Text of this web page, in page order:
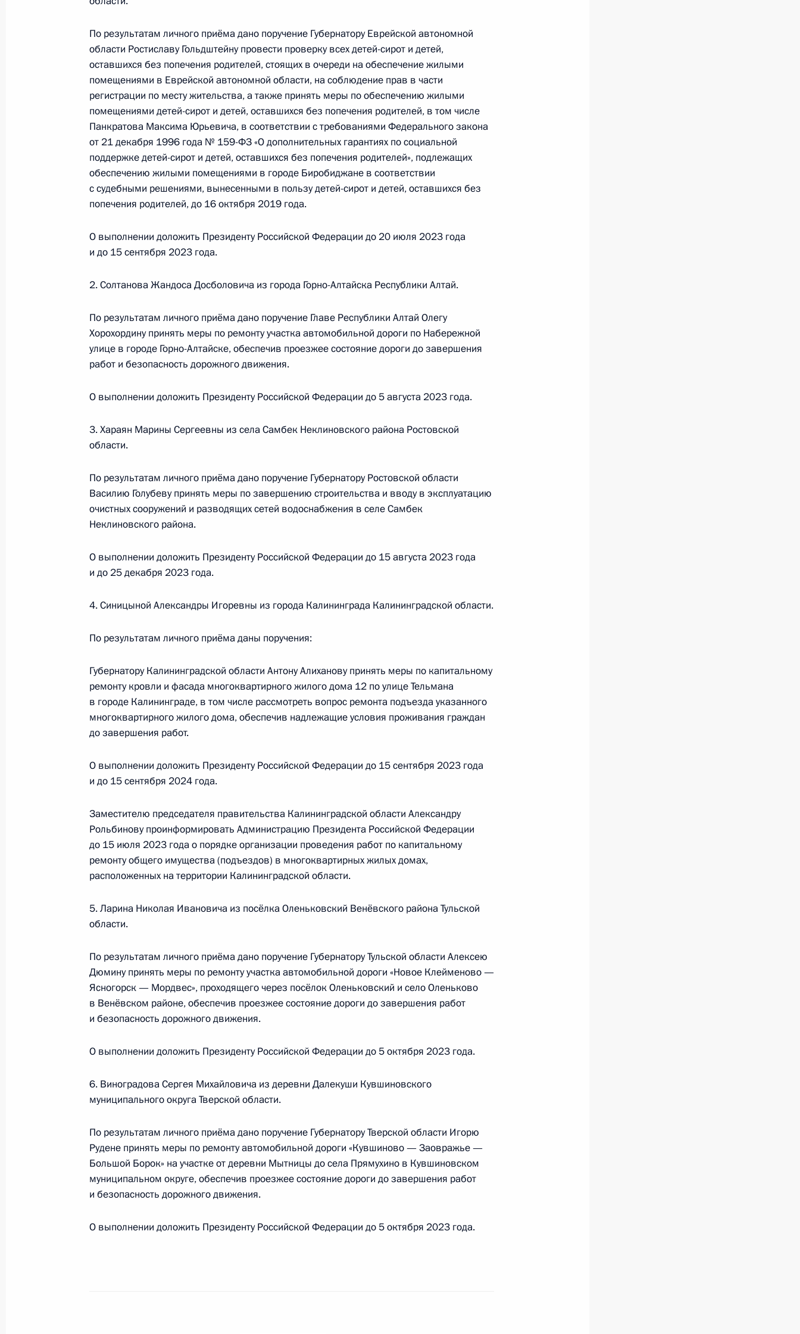
О ходе исполнения поручения, данного по итогам личного приёма в режиме видео-
конференц-связи жительницы Курской области, проведённого по поручению
Президента Российской Федерации начальником Управления Президента
Российской Федерации по общественным проектам Сергеем Новиковым
в Приёмной Президента Российской Федерации по приёму граждан в Москве
3 июня 2021 года
19 июня 2023 года, 18:39
конференц-связи жительницы Магаданской области, проведённого по поручению
Президента Российской Федерации советником Президента Российской Федерации
граждан в Москве 21 января 2022 года
19 июня 2023 года, 18:36
16 июня 2023 года, пятница
16 июня 2023 года по поручению Президента Российской Федерации
Федерального агентства по техническому регулированию и метрологии Марина
Калинникова провела в Приёмной Президента Российской Федерации по приёму
16 июня 2023 года, 17:15
Исполнены поручения, данные по результатам личного приёма, проведённого
инспекции труда в городе Москве Сергеем Губиным в Приёмной Президента
Российской Федерации по приёму граждан в Москве 18 мая 2023 года
16 июня 2023 года, 17:10
жительницы Свердловской области, проведённого по поручению Президента
Российской Федерации заместителем Руководителя Администрации Президента
Российской Федерации Дмитрием Козаком в Приёмной Президента Российской
Федерации по приёму граждан в Москве 10 декабря 2020 года
16 июня 2023 года, 17:06
видео-конференц-связи жителя Республики Бурятия, проведённого по поручению
Президента Российской Федерации начальником Управления Президента
Российской Федерации по обеспечению деятельности Государственного совета
Российской Федерации Александром Харичевым в Приёмной Президента
Российской Федерации по приёму граждан в Москве 25 марта 2020 года
Продолжен контроль исполнения поручения, данного по итогам личного приёма
в режиме видео-конференц-связи жителя города Севастополя, проведённого
по поручению Президента Российской Федерации советником Президента
Российской Федерации в Приёмной Президента Российской Федерации по приёму
граждан в Москве 26 февраля 2016 года
О ходе принятия мер по итогам личного приёма в режиме видео-конференц-связи
жительницы Свердловской области, проведённого по поручению Президента
Российской Федерации Дмитрием Козаком в Приёмной Президента Российской
Федерации по приёму граждан в Москве 10 декабря 2020 года
16 июня 2023 года, 17:00
О ходе исполнения поручения, данного по итогам личного приёма в режиме видео-
По результатам личного приёма дано поручение Губернатору Еврейской автономной
области Ростиславу Гольдштейну провести проверку всех детей-сирот и детей,
оставшихся без попечения родителей, стоящих в очереди на обеспечение жилыми
помещениями в Еврейской автономной области, на соблюдение прав в части
регистрации по месту жительства, а также принять меры по обеспечению жилыми
помещениями детей-сирот и детей, оставшихся без попечения родителей, в том числе
Панкратова Максима Юрьевича, в соответствии с требованиями Федерального закона
от 21 декабря 1996 года № 159-ФЗ «О дополнительных гарантиях по социальной
поддержке детей-сирот и детей, оставшихся без попечения родителей», подлежащих
обеспечению жилыми помещениями в городе Биробиджане в соответствии
с судебными решениями, вынесенными в пользу детей-сирот и детей, оставшихся без
попечения родителей, до 16 октября 2019 года.
О выполнении доложить Президенту Российской Федерации до 20 июля 2023 года
и до 15 сентября 2023 года.
2. Солтанова Жандоса Досболовича из города Горно-Алтайска Республики Алтай.
По результатам личного приёма дано поручение Главе Республики Алтай Олегу
Хорохордину принять меры по ремонту участка автомобильной дороги по Набережной
улице в городе Горно-Алтайске, обеспечив проезжее состояние дороги до завершения
работ и безопасность дорожного движения.
О выполнении доложить Президенту Российской Федерации до 5 августа 2023 года.
3. Хараян Марины Сергеевны из села Самбек Неклиновского района Ростовской
области.
По результатам личного приёма дано поручение Губернатору Ростовской области
Василию Голубеву принять меры по завершению строительства и вводу в эксплуатацию
очистных сооружений и разводящих сетей водоснабжения в селе Самбек
Неклиновского района.
О выполнении доложить Президенту Российской Федерации до 15 августа 2023 года
и до 25 декабря 2023 года.
4. Синицыной Александры Игоревны из города Калининграда Калининградской области.
По результатам личного приёма даны поручения:
Губернатору Калининградской области Антону Алиханову принять меры по капитальному
ремонту кровли и фасада многоквартирного жилого дома 12 по улице Тельмана
в городе Калининграде, в том числе рассмотреть вопрос ремонта подъезда указанного
многоквартирного жилого дома, обеспечив надлежащие условия проживания граждан
до завершения работ.
О выполнении доложить Президенту Российской Федерации до 15 сентября 2023 года
и до 15 сентября 2024 года.
Заместителю председателя правительства Калининградской области Александру
Рольбинову проинформировать Администрацию Президента Российской Федерации
до 15 июля 2023 года о порядке организации проведения работ по капитальному
ремонту общего имущества (подъездов) в многоквартирных жилых домах,
расположенных на территории Калининградской области.
5. Ларина Николая Ивановича из посёлка Оленьковский Венёвского района Тульской
области.
По результатам личного приёма дано поручение Губернатору Тульской области Алексею
Дюмину принять меры по ремонту участка автомобильной дороги «Новое Клейменово —
Ясногорск — Мордвес», проходящего через посёлок Оленьковский и село Оленьково
в Венёвском районе, обеспечив проезжее состояние дороги до завершения работ
и безопасность дорожного движения.
О выполнении доложить Президенту Российской Федерации до 5 октября 2023 года.
6. Виноградова Сергея Михайловича из деревни Далекуши Кувшиновского
муниципального округа Тверской области.
По результатам личного приёма дано поручение Губернатору Тверской области Игорю
Рудене принять меры по ремонту автомобильной дороги «Кувшиново — Заовражье —
Большой Борок» на участке от деревни Мытницы до села Прямухино в Кувшиновском
муниципальном округе, обеспечив проезжее состояние дороги до завершения работ
и безопасность дорожного движения.
О выполнении доложить Президенту Российской Федерации до 5 октября 2023 года.